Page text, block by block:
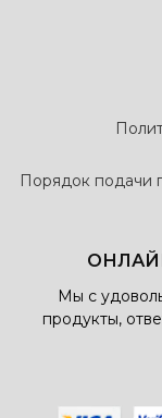
Порядок подачи
Мы с
продукты,